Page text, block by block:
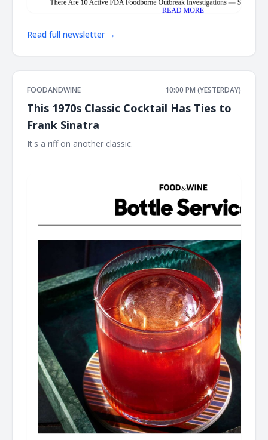
Read full newsletter →
FOODANDWINE 10:00 PM (YESTERDAY)
This 1970s Classic Cocktail Has Ties to
Frank Sinatra
It's a riff on another classic. ‌ ‌ ‌ ‌ ‌ ‌ ‌ ‌ ‌ ‌ ‌ ‌ ‌ ‌ ‌ ‌ ‌ ‌ ‌ ‌ ‌ ‌ ‌ ‌ ‌ ‌ ‌ ‌ ‌ ‌ ‌ ‌ ‌ ‌ ‌ ‌ ‌ ‌ ‌ ‌ ‌ ‌ ‌ ‌ ‌